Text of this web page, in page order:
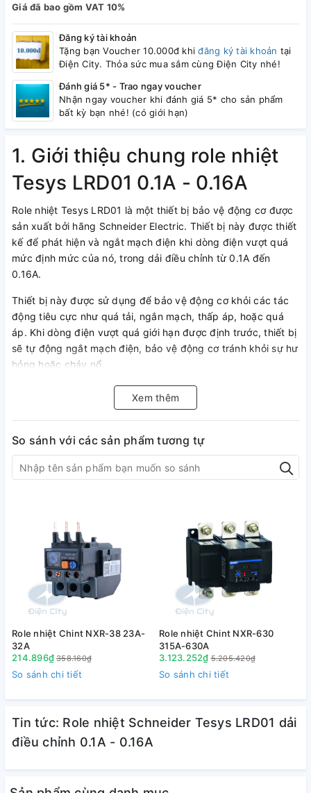
Giá đã bao gồm VAT 10%
Đăng ký tài khoản
Tặng bạn Voucher 10.000đ khiđăng ký tài khoản tại
Điện City. Thỏa sức mua sắm cùng Điện City nhé!
Đánh giá 5* - Trao ngay voucher
Nhận ngay voucher khi đánh giá 5* cho sản phẩm
bất kỳ bạn nhé! (có giới hạn)
1. Giới thiệu chung role nhiệt
Tesys LRD01 0.1A - 0.16A
Role nhiệt Tesys LRD01 là một thiết bị bảo vệ động cơ được
sản xuất bởi hãng Schneider Electric. Thiết bị này được thiết
kế để phát hiện và ngắt mạch điện khi dòng điện vượt quá
mức định mức của nó, trong dải điều chỉnh từ 0.1A đến
0.16A.
Thiết bị này được sử dụng để bảo vệ động cơ khỏi các tác
động tiêu cực như quá tải, ngắn mạch, thấp áp, hoặc quá
áp. Khi dòng điện vượt quá giới hạn được định trước, thiết bị
sẽ tự động ngắt mạch điện, bảo vệ động cơ tránh khỏi sự hư
hỏng hoặc cháy nổ.
Thiết bị có thể được sử dụng với nhiều loại động cơ khác
nhau, và có khả năng điều chỉnh dòng điện bảo vệ trong
phạm vi từ 0.1A đến 0.16A. Nó có tính năng bảo vệ đa
phương tiện, giúp người dùng dễ dàng theo dõi và điều
khiển các thông số quan trọng của động cơ.
Xem thêm
So sánh với các sản phẩm tương tự
Role nhiệt Chint NXR-38 23A-
32A
214.896₫ 358.160₫
So sánh chi tiết
Role nhiệt Chint NXR-630
315A-630A
3.123.252₫ 5.205.420₫
So sánh chi tiết
Tin tức: Role nhiệt Schneider Tesys LRD01 dải
điều chỉnh 0.1A - 0.16A